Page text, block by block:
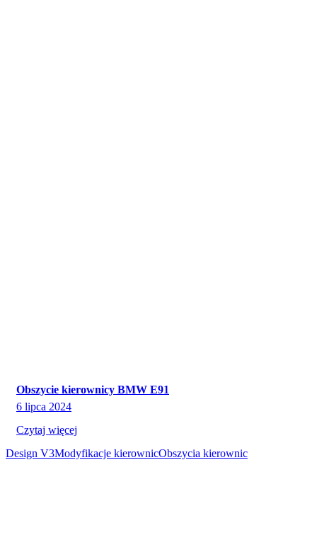
Obszycie kierownicy BMW E91
6 lipca 2024
Czytaj więcej
Design V3Modyfikacje kierownicObszycia kierownic